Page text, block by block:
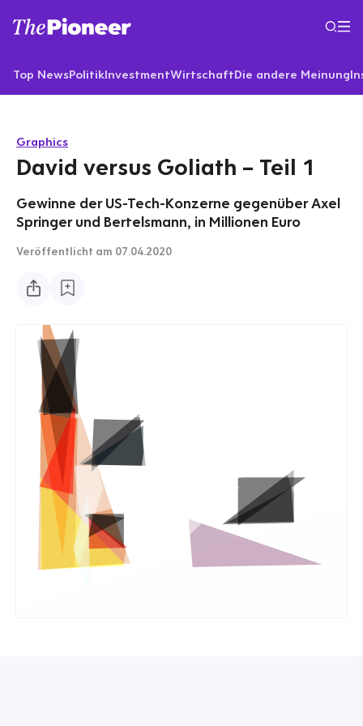
Top NewsPolitikInvestmentWirtschaftDie andere Meinung
Graphics
David versus Goliath – Teil 1
Gewinne der US-Tech-Konzerne gegenüber Axel
Springer und Bertelsmann, in Millionen Euro
Veröffentlicht am 07.04.2020